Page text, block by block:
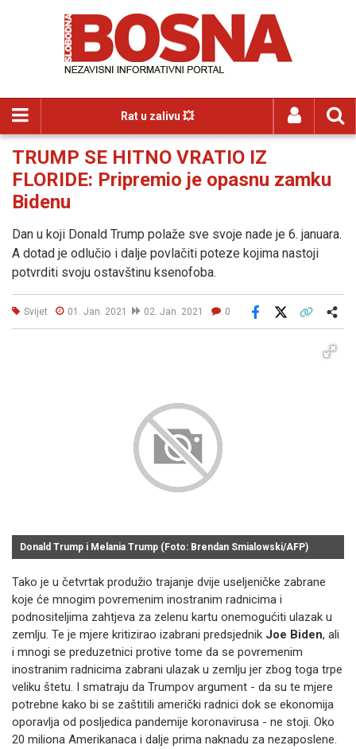
Rat u zalivu 💥
TRUMP SE HITNO VRATIO IZ
FLORIDE: Pripremio je opasnu zamku
Bidenu
Dan u koji Donald Trump polaže sve svoje nade je 6. januara.
A dotad je odlučio i dalje povlačiti poteze kojima nastoji
potvrditi svoju ostavštinu ksenofoba.
Svijet 01. Jan. 2021 02. Jan. 2021 0
Facebook
Donald Trump i Melania Trump (Foto: Brendan Smialowski/AFP)
Tako je u četvrtak produžio trajanje dvije useljeničke zabrane
koje će mnogim povremenim inostranim radnicima i
podnositeljima zahtjeva za zelenu kartu onemogućiti ulazak u
zemlju. Te je mjere kritizirao izabrani predsjednik Joe Biden, ali
i mnogi se preduzetnici protive tome da se povremenim
inostranim radnicima zabrani ulazak u zemlju jer zbog toga trpe
veliku štetu. I smatraju da Trumpov argument - da su te mjere
potrebne kako bi se zaštitili američki radnici dok se ekonomija
oporavlja od posljedica pandemije koronavirusa - ne stoji. Oko
20 miliona Amerikanaca i dalje prima naknadu za nezaposlene.